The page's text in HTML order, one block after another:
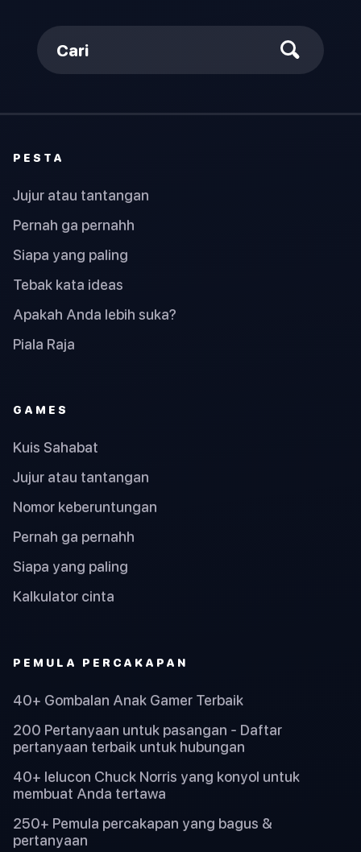
Cari
PESTA
Jujur atau tantangan
Pernah ga pernahh
Siapa yang paling
Tebak kata ideas
Apakah Anda lebih suka?
Piala Raja
GAMES
Kuis Sahabat
Jujur atau tantangan
Nomor keberuntungan
Pernah ga pernahh
Siapa yang paling
Kalkulator cinta
PEMULA PERCAKAPAN
40+ Gombalan Anak Gamer Terbaik
200 Pertanyaan untuk pasangan - Daftar
pertanyaan terbaik untuk hubungan
40+ lelucon Chuck Norris yang konyol untuk
membuat Anda tertawa
250+ Pemula percakapan yang bagus &
pertanyaan